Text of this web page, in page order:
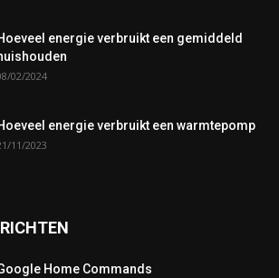
energie verbruikt een gemiddeld
02/2024
energie verbruikt een warmtepomp
11/2023
Home Commands